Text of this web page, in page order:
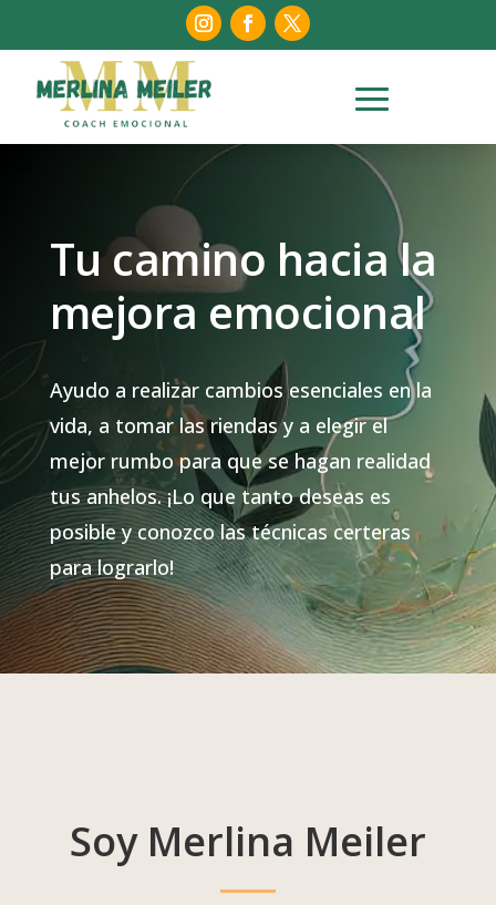
Tu camino hacia la
mejora emocional
Ayudo a realizar cambios esenciales en la
vida, a tomar las riendas y a elegir el
mejor rumbo para que se hagan realidad
tus anhelos. ¡Lo que tanto deseas es
posible y conozco las técnicas certeras
para lograrlo!
Soy Merlina Meiler